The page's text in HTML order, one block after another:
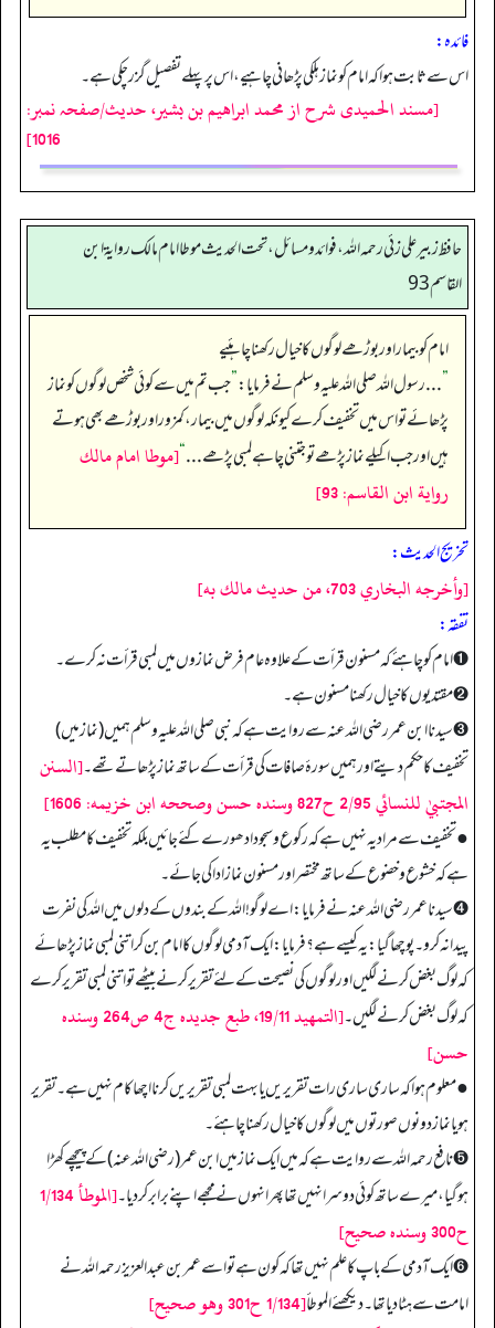
فائدہ:
اس سے ثابت ہوا کہ امام کو نماز ہلکی پڑھانی چاہیے، اس پر پہلے تفصیل گزر چکی ہے۔
[مسند الحمیدی شرح از محمد ابراهيم بن بشير، حدیث/صفحہ نمبر:
1016]
حافظ زبير على زئي رحمه الله، فوائد و مسائل، تحت الحديث موطا امام مالك رواية ابن
القاسم 93
امام کو بیمار اور بوڑھے لوگوں کاخیال رکھنا چاہئیے
”. . . رسول اللہ صلی اللہ علیہ وسلم نے فرمایا:”جب تم میں سے کوئی شخص لوگوں کو نماز
پڑھائے تو اس میں تخفیف کرے کیونکہ لوگوں میں بیمار، کمزور اور بوڑھے بھی ہوتے
ہیں اور جب اکیلے نماز پڑھے تو جتنی چاہے لمبی پڑھے . . .“[موطا امام مالك
رواية ابن القاسم: 93]
تخریج الحدیث:
[وأخرجه البخاري 703، من حديث مالك به]
تفقه:
➊ امام کو چاہئے کہ مسنون قرأت کے علاوہ عام فرض نمازوں میں لمبی قرأت نہ کرے۔
➋ مقتدیوں کا خیال رکھنا مسنون ہے۔
➌ سیدنا ابن عمر رضی اللہ عنہ سے روایت ہے کہ نبی صلی اللہ علیہ وسلم ہمیں (نماز میں)
تخفیف کا حکم دیتے اور ہمیں سورۂ صافات کی قرأت کے ساتھ نماز پڑھاتے تھے۔[السنن
المجتبيٰ للنسائي 2/95 ح827 وسنده حسن وصححه ابن خزيمه: 1606]
● تخفیف سے مراد یہ نہیں ہے کہ رکوع وسجود ادھورے کئے جائیں بلکہ تخفیف کا مطلب یہ
ہے کہ خشوع وخضوع کے ساتھ مختصر اور مسنون نماز ادا کی جائے۔
➍ سیدنا عمر رضی اللہ عنہ نے فرمایا: اے لوگو! اللہ کے بندوں کے دلوں میں اللہ کی نفرت
پیدا نہ کرو۔ پوچھا گیا: یہ کیسے ہے؟ فرمایا: ایک آدمی لوگوں کا امام بن کر اتنی لمبی نماز پڑھائے
کہ لوگ بغض کرنے لگیں اور لوگوں کی نصیحت کے لئے تقریر کرنے بیٹھے تو اتنی لمبی تقریر کرے
کہ لوگ بغض کرنے لگیں۔
[التمهيد 19/11، طبع جديده ج4 ص264 وسنده
حسن]
● معلوم ہوا کہ ساری ساری رات تقریریں یا بہت لمبی تقریریں کرنا اچھا کام نہیں ہے۔ تقریر
ہو یا نماز دونوں صورتوں میں لوگوں کا خیال رکھنا چاہئے۔
➎ نافع رحمہ اللہ سے روایت ہے کہ میں ایک نماز میں ابن عمر (رضی اللہ عنہ) کے پیچھے کھڑا
ہوگیا، میرے ساتھ کوئی دوسرا نہیں تھا پھر انہوں نے مجھے اپنے برابر کردیا۔
[الموطأ 1/134
ح300 وسنده صحيح]
➏ ایک آدمی کے باپ کا علم نہیں تھا کہ کون ہے تو اسے عمر بن عبدالعزیز رحمہ اللہ نے
امامت سے ہٹا دیا تھا۔ دیکھئے الموطأ[1/134 ح301 وهو صحيح]